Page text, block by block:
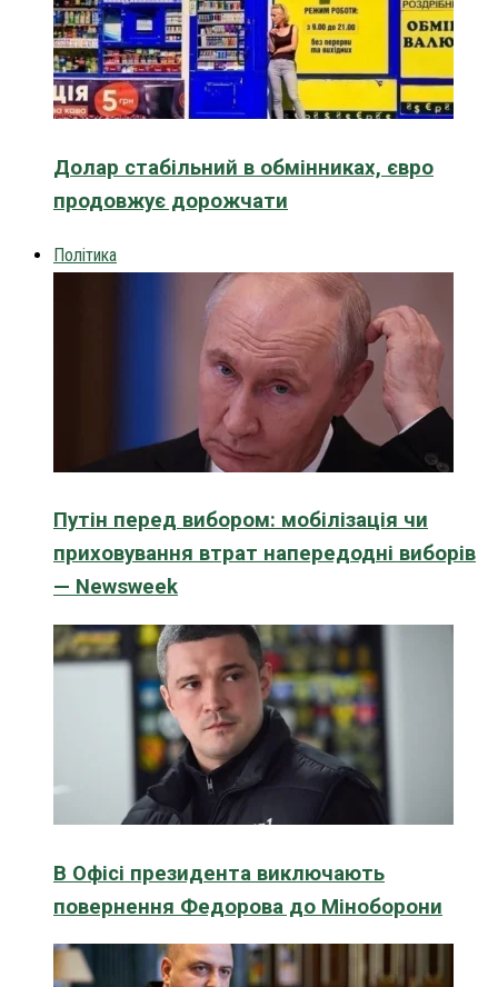
Долар стабільний в обмінниках, євро
продовжує дорожчати
Політика
Путін перед вибором: мобілізація чи
приховування втрат напередодні виборів
— Newsweek
В Офісі президента виключають
повернення Федорова до Міноборони